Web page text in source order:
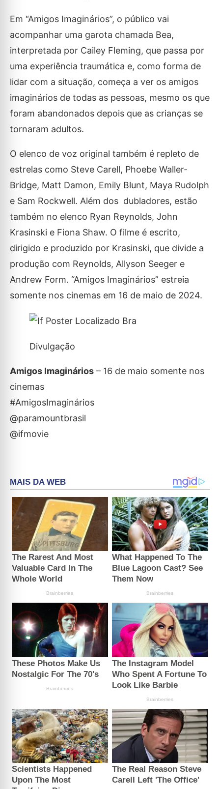
Em “Amigos Imaginários”, o público vai
acompanhar uma garota chamada Bea,
interpretada por Cailey Fleming, que passa por
uma experiência traumática e, como forma de
lidar com a situação, começa a ver os amigos
imaginários de todas as pessoas, mesmo os que
foram abandonados depois que as crianças se
tornaram adultos.
O elenco de voz original também é repleto de
estrelas como Steve Carell, Phoebe Waller-
Bridge, Matt Damon, Emily Blunt, Maya Rudolph
e Sam Rockwell. Além dos dubladores, estão
também no elenco Ryan Reynolds, John
Krasinski e Fiona Shaw. O filme é escrito,
dirigido e produzido por Krasinski, que divide a
produção com Reynolds, Allyson Seeger e
Andrew Form. “Amigos Imaginários” estreia
somente nos cinemas em 16 de maio de 2024.
Divulgação
Amigos Imaginários – 16 de maio somente nos
cinemas
#AmigosImaginários
@paramountbrasil
@ifmovie